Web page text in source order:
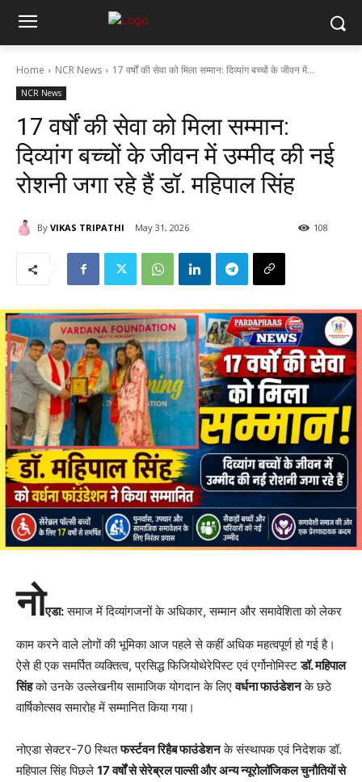
Home NCR News 17 वर्षों की सेवा को मिला सम्मान: दिव्यांग बच्चों के जीवन में...
NCR News
17 वर्षों की सेवा को मिला सम्मान:
दिव्यांग बच्चों के जीवन में उम्मीद की नई
रोशनी जगा रहे हैं डॉ. महिपाल सिंह
By VIKAS TRIPATHI May 31, 2026 108
नोएडा:समाज में दिव्यांगजनों के अधिकार, सम्मान और समावेशिता को लेकर
काम करने वाले लोगों की भूमिका आज पहले से कहीं अधिक महत्वपूर्ण हो गई है।
ऐसे ही एक समर्पित व्यक्तित्व, प्रसिद्ध फिजियोथेरेपिस्ट एवं एर्गोनोमिस्टडॉ. महिपाल
सिंहको उनके उल्लेखनीय सामाजिक योगदान के लिएवर्धना फाउंडेशनके छठे
वार्षिकोत्सव समारोह में सम्मानित किया गया।
नोएडा सेक्टर-70 स्थितफर्स्टवन रिहैब फाउंडेशनके संस्थापक एवं निदेशक डॉ.
महिपाल सिंह पिछले 17 वर्षों से सेरेब्रल पाल्सी और अन्य न्यूरोलॉजिकल चुनौतियों से